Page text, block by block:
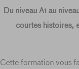
Du niveau A1 au
courtes histoires,
Cette formation vous